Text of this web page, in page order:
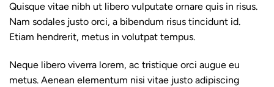
Quisque vitae nibh ut libero vulputate ornare quis in risus.
Nam sodales justo orci, a bibendum risus tincidunt id.
Etiam hendrerit, metus in volutpat tempus.
Neque libero viverra lorem, ac tristique orci augue eu
metus. Aenean elementum nisi vitae justo adipiscing